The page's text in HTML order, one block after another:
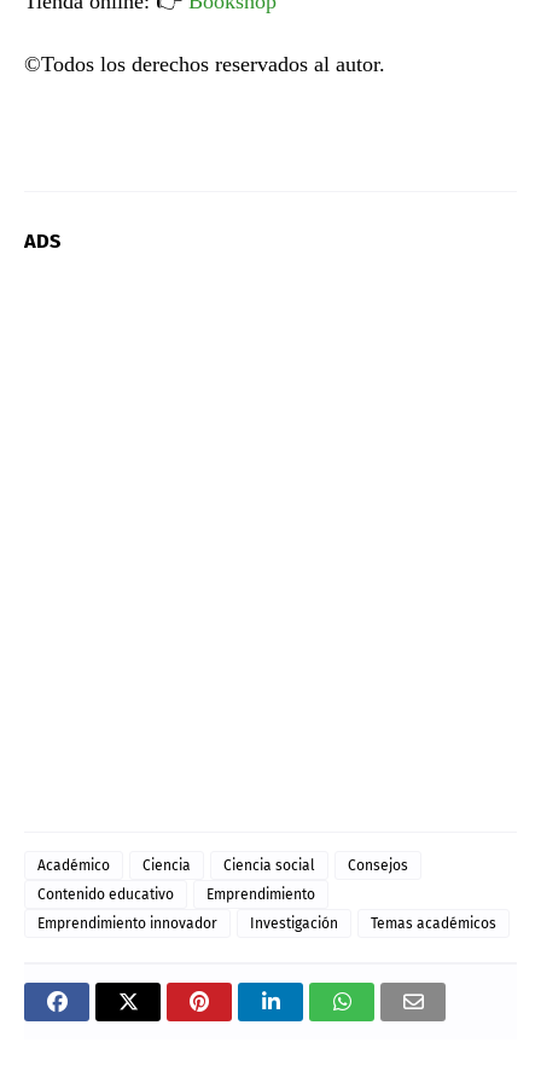
©Todos los derechos reservados al autor.
ADS
Académico Ciencia Ciencia social
Consejos
Contenido educativo
Emprendimiento
Emprendimiento innovador
Investigación Temas académicos